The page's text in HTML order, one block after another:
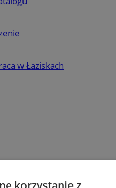
w Łaziskach